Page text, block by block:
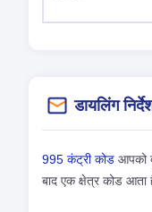
डायलिंग
995 कंट्री कोड आपको
बाद एक क्षेत्र कोड आता